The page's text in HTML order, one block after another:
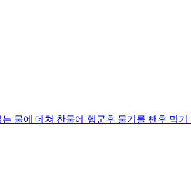
물에 데쳐 찬물에 헹군후 물기를 뺀후 먹